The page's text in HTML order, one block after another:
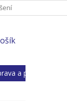
a platba